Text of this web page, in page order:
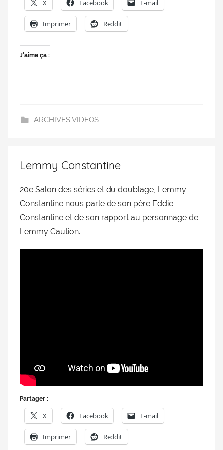
X Facebook E-mail
Imprimer Reddit
J’aime ça :
ARCHIVES VIDEOS
Lemmy Constantine
20e Salon des séries et du doublage, Lemmy
Constantine nous parle de son père Eddie
Constantine et de son rapport au personnage de
Lemmy Caution.
Partager :
X Facebook E-mail
Imprimer Reddit